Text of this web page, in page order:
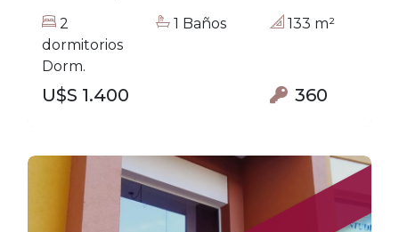
2
dormitorios
Dorm.
1 Baños 133 m²
U$S 1.400 360